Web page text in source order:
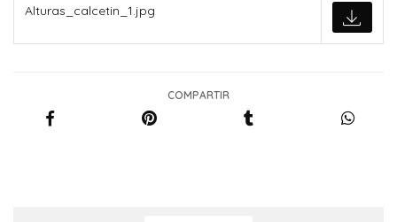
Alturas_calcetin_1.jpg
COMPARTIR